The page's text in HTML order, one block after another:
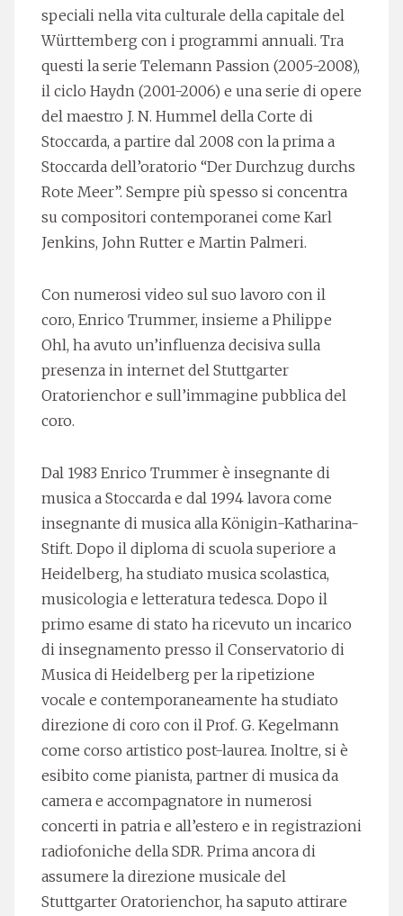
speciali nella vita culturale della capitale del
Württemberg con i programmi annuali. Tra
questi la serie Telemann Passion (2005-2008),
il ciclo Haydn (2001-2006) e una serie di opere
del maestro J. N. Hummel della Corte di
Stoccarda, a partire dal 2008 con la prima a
Stoccarda dell’oratorio “Der Durchzug durchs
Rote Meer”. Sempre più spesso si concentra
su compositori contemporanei come Karl
Jenkins, John Rutter e Martin Palmeri.
Con numerosi video sul suo lavoro con il
coro, Enrico Trummer, insieme a Philippe
Ohl, ha avuto un’influenza decisiva sulla
presenza in internet del Stuttgarter
Oratorienchor e sull’immagine pubblica del
coro.
Dal 1983 Enrico Trummer è insegnante di
musica a Stoccarda e dal 1994 lavora come
insegnante di musica alla Königin-Katharina-
Stift. Dopo il diploma di scuola superiore a
Heidelberg, ha studiato musica scolastica,
musicologia e letteratura tedesca. Dopo il
primo esame di stato ha ricevuto un incarico
di insegnamento presso il Conservatorio di
Musica di Heidelberg per la ripetizione
vocale e contemporaneamente ha studiato
direzione di coro con il Prof. G. Kegelmann
come corso artistico post-laurea. Inoltre, si è
esibito come pianista, partner di musica da
camera e accompagnatore in numerosi
concerti in patria e all’estero e in registrazioni
radiofoniche della SDR. Prima ancora di
assumere la direzione musicale del
Stuttgarter Oratorienchor, ha saputo attirare